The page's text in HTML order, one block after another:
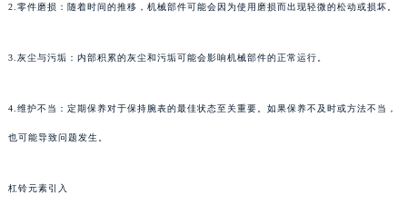
2.零件磨损：随着时间的推移，机械部件可能会因为使用磨损而出现轻微的松动或损坏。
3.灰尘与污垢：内部积累的灰尘和污垢可能会影响机械部件的正常运行。
4.维护不当：定期保养对于保持腕表的最佳状态至关重要。如果保养不及时或方法不当，
也可能导致问题发生。
杠铃元素引入